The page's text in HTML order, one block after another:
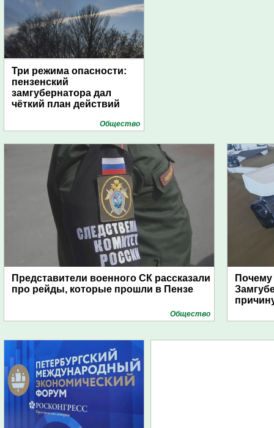
Три режима опасности:
пензенский
замгубернатора дал
чёткий план действий
Общество
Представители военного СК рассказали
про рейды, которые прошли в Пензе
Общество